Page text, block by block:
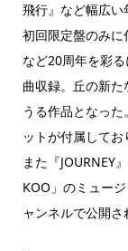
飛行』など幅広い
初回限定盤のみに
など20周年を彩
曲収録。丘の新
うる作品となっ
ットが付属してお
また『JOURNEY
KOO」のミュー
ャンネルで公開さ